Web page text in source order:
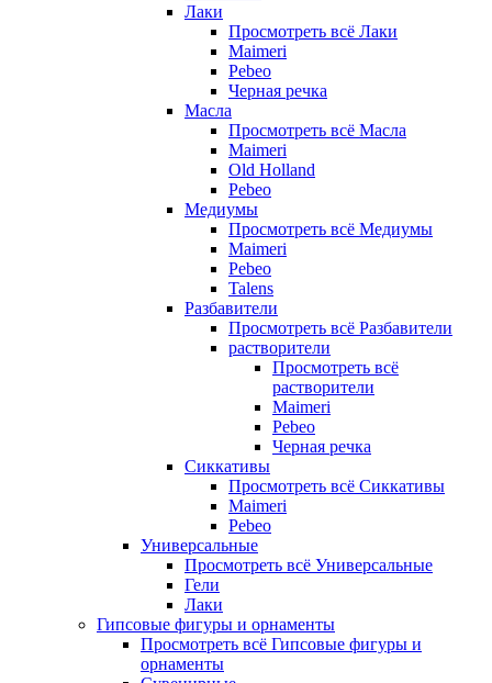
Лаки
Просмотреть всё Лаки
Maimeri
Pebeo
Черная речка
Масла
Просмотреть всё Масла
Maimeri
Old Holland
Pebeo
Медиумы
Просмотреть всё Медиумы
Maimeri
Pebeo
Talens
Разбавители
Просмотреть всё Разбавители
растворители
Просмотреть всё
растворители
Maimeri
Pebeo
Черная речка
Сиккативы
Просмотреть всё Сиккативы
Maimeri
Pebeo
Универсальные
Просмотреть всё Универсальные
Гели
Лаки
Гипсовые фигуры и орнаменты
Просмотреть всё Гипсовые фигуры и
орнаменты